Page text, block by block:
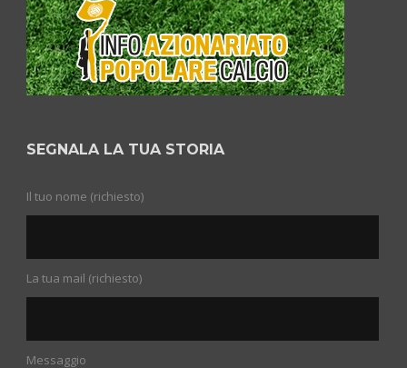
SEGNALA LA TUA STORIA
Il tuo nome (richiesto)
La tua mail (richiesto)
Messaggio